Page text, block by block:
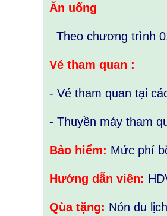
Ăn uống
Theo chương trình
Vé tham quan :
- Vé tham quan tại
- Thuyền máy tham
Bảo hiểm: Mức phí
Hướng dẫn viên:
Qùa tặng: Nón du